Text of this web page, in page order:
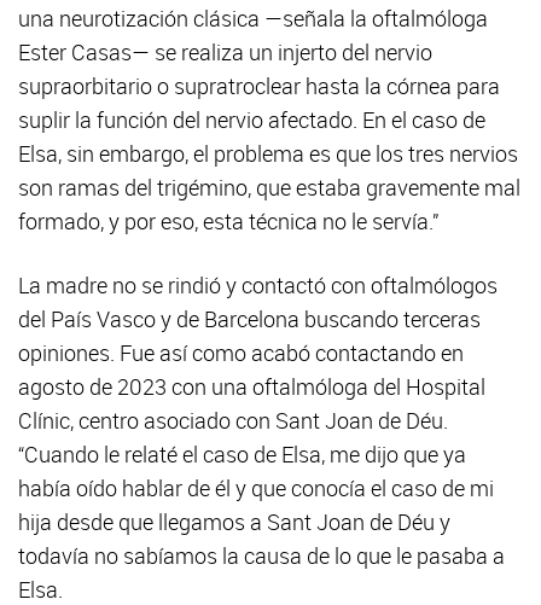
una neurotización clásica —señala la oftalmóloga
Ester Casas— se realiza un injerto del nervio
supraorbitario o supratroclear hasta la córnea para
suplir la función del nervio afectado. En el caso de
Elsa, sin embargo, el problema es que los tres nervios
son ramas del trigémino, que estaba gravemente mal
formado, y por eso, esta técnica no le servía.”
La madre no se rindió y contactó con oftalmólogos
del País Vasco y de Barcelona buscando terceras
opiniones. Fue así como acabó contactando en
agosto de 2023 con una oftalmóloga del Hospital
Clínic, centro asociado con Sant Joan de Déu.
“Cuando le relaté el caso de Elsa, me dijo que ya
había oído hablar de él y que conocía el caso de mi
hija desde que llegamos a Sant Joan de Déu y
todavía no sabíamos la causa de lo que le pasaba a
Elsa.